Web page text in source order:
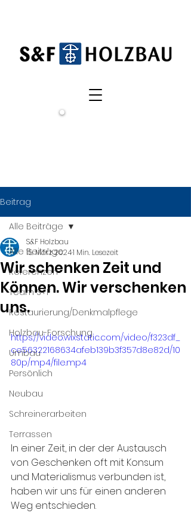
Beitrag
Alle Beiträge
Referenzen
Team S+F
Restaurierung/Denkmalpflege
Holzbau-Forschung
Umbau
Persönlich
Neubau
Schreinerarbeiten
Terrassen
Alle Beiträge
Wir schenken Zeit und
Können. Wir verschenken
uns.
S&F Holzbau
15. März 20241 Min. Lesezeit
https://video.wixstatic.com/video/f323df_
ce56322168634afeb139b3f357d8e82d/10
80p/mp4/file.mp4
In einer Zeit, in der der Austausch
von Geschenken oft mit Konsum
und Materialismus verbunden ist,
haben wir uns für einen anderen
Weg entschieden.